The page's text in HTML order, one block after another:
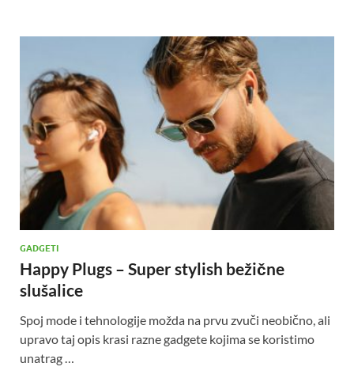
GADGETI
Happy Plugs – Super stylish bežične
slušalice
Spoj mode i tehnologije možda na prvu zvuči neobično, ali
upravo taj opis krasi razne gadgete kojima se koristimo
unatrag …